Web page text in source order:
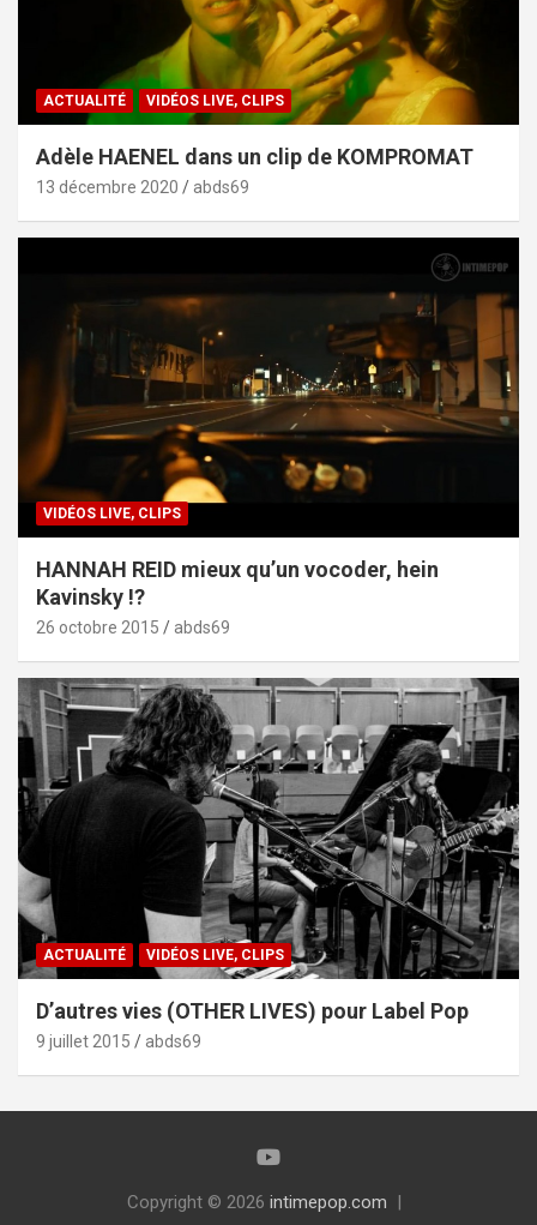
ACTUALITÉ VIDÉOS LIVE, CLIPS
Adèle HAENEL dans un clip de KOMPROMAT
13 décembre 2020 abds69
VIDÉOS LIVE, CLIPS
HANNAH REID mieux qu’un vocoder, hein
Kavinsky !?
26 octobre 2015 abds69
ACTUALITÉ VIDÉOS LIVE, CLIPS
D’autres vies (OTHER LIVES) pour Label Pop
9 juillet 2015 abds69
Copyright © 2026 intimepop.com